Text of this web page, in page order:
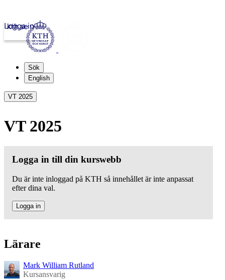
kth.se
Logga in
Sök
English
VT 2025
VT 2025
Logga in till din kurswebb
Du är inte inloggad på KTH så innehållet är inte anpassat
efter dina val.
Logga in
Lärare
Mark William Rutland
Kursansvarig